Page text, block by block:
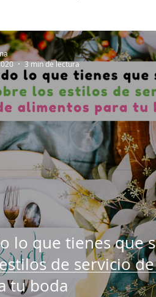
Social Invitaciones
de Bodas Planning
Catering & Licor Para
lo que tienes que
de servicio
tu boda
3 min de lectura